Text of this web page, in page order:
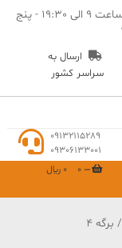
ساعات کار و پاسخ گویی : از شنبه تا چهارشنبه از ساعت 9 الی 19:30 - پنج
ارسال به
سراسر کشور
09132115289
09306133001
0 0 ﷼
/ برگه 4